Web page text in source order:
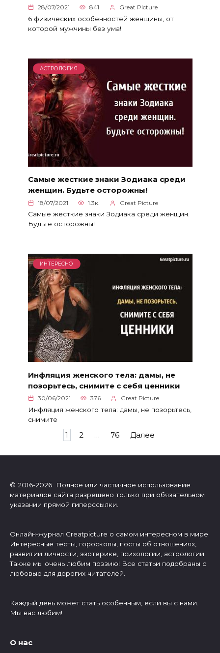
28/07/2021 841 Great Picture
6 физических особенностей женщины, от
которой мужчины без ума!
АСТРОЛОГИЯ
Самые жесткие знаки Зодиака среди
женщин. Будьте осторожны!
18/07/2021 1.3к. Great Picture
Самые жесткие знаки Зодиака среди женщин.
Будьте осторожны!
ИНТЕРЕСНО
Инфляция женского тела: дамы, не
позорьтесь, снимите с себя ценники
30/06/2021 376 Great Picture
Инфляция женского тела: дамы, не позорьтесь,
снимите
1 2 … 76 Далее
© 2016-2026 Полное или частичное использование
материалов сайта разрешено только при обязательном
указании прямой гиперссылки.
Онлайн-журнал Greatpicture о самом интересном в мире.
Интересные тесты, гороскопы, посты об отношениях,
развитии личности, эзотерике, психологии, астрологии.
Также мы очень любим поэзию! Все статьи подобраны с
любовью для дорогих читателей.
Каждый день может стать особенным, если вы с нами.
Мы вас любим!
О нас